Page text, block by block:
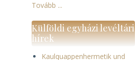
Tovább ...
Külföldi egyházi levéltári
hírek
Kaulquappenhermetik und